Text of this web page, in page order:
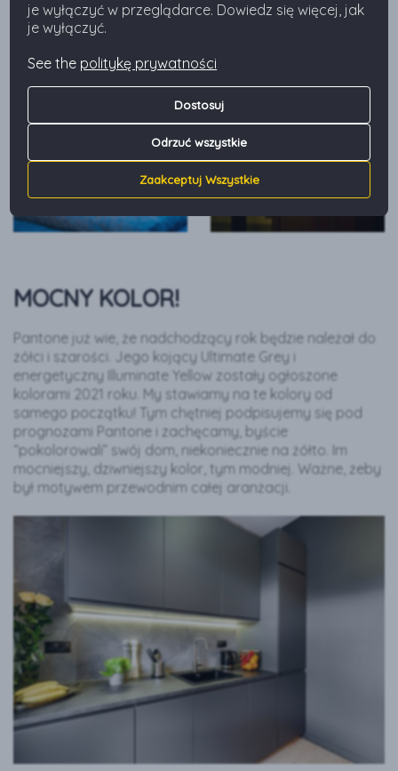
MOCNY KOLOR!
Pantone już wie, że nadchodzący rok będzie należał do
żółci i szarości. Jego kojący Ultimate Grey i
energetyczny Illuminate Yellow zostały ogłoszone
kolorami 2021 roku. My stawiamy na te kolory od
samego początku! Tym chętniej podpisujemy się pod
prognozami Pantone i zachęcamy, byście
“pokolorowali” swój dom, niekoniecznie na żółto. Im
mocniejszy, dziwniejszy kolor, tym modniej. Ważne, żeby
był motywem przewodnim całej aranżacji.
je wyłączyć w przeglądarce. Dowiedz się więcej, jak
je wyłączyć.
See the politykę prywatności
Dostosuj
Odrzuć wszystkie
Zaakceptuj Wszystkie